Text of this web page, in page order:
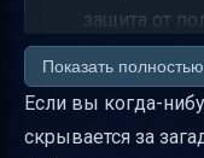
защита от
Что нужно,
allow-
Кто может
Показать полностью
Если вы когда-
скрывается за